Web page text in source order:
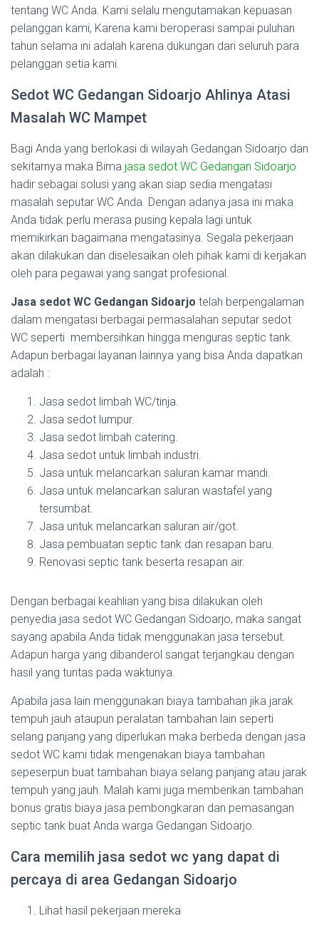
tentang WC Anda. Kami selalu mengutamakan kepuasan
pelanggan kami, Karena kami beroperasi sampai puluhan
tahun selama ini adalah karena dukungan dari seluruh para
pelanggan setia kami.
Sedot WC Gedangan Sidoarjo Ahlinya Atasi
Masalah WC Mampet
Bagi Anda yang berlokasi di wilayah Gedangan Sidoarjo dan
sekitarnya maka Bima jasa sedot WC Gedangan Sidoarjo
hadir sebagai solusi yang akan siap sedia mengatasi
masalah seputar WC Anda. Dengan adanya jasa ini maka
Anda tidak perlu merasa pusing kepala lagi untuk
memikirkan bagaimana mengatasinya. Segala pekerjaan
akan dilakukan dan diselesaikan oleh pihak kami di kerjakan
oleh para pegawai yang sangat profesional.
Jasa sedot WC Gedangan Sidoarjo telah berpengalaman
dalam mengatasi berbagai permasalahan seputar sedot
WC seperti membersihkan hingga menguras septic tank.
Adapun berbagai layanan lainnya yang bisa Anda dapatkan
adalah :
Jasa sedot limbah WC/tinja.
Jasa sedot lumpur.
Jasa sedot limbah catering.
Jasa sedot untuk limbah industri.
Jasa untuk melancarkan saluran kamar mandi.
Jasa untuk melancarkan saluran wastafel yang
tersumbat.
Jasa untuk melancarkan saluran air/got.
Jasa pembuatan septic tank dan resapan baru.
Renovasi septic tank beserta resapan air.
Dengan berbagai keahlian yang bisa dilakukan oleh
penyedia jasa sedot WC Gedangan Sidoarjo, maka sangat
sayang apabila Anda tidak menggunakan jasa tersebut.
Adapun harga yang dibanderol sangat terjangkau dengan
hasil yang tuntas pada waktunya.
Apabila jasa lain menggunakan biaya tambahan jika jarak
tempuh jauh ataupun peralatan tambahan lain seperti
selang panjang yang diperlukan maka berbeda dengan jasa
sedot WC kami tidak mengenakan biaya tambahan
sepeserpun buat tambahan biaya selang panjang atau jarak
tempuh yang jauh. Malah kami juga memberikan tambahan
bonus gratis biaya jasa pembongkaran dan pemasangan
septic tank buat Anda warga Gedangan Sidoarjo.
Cara memilih jasa sedot wc yang dapat di
percaya di area Gedangan Sidoarjo
Lihat hasil pekerjaan mereka